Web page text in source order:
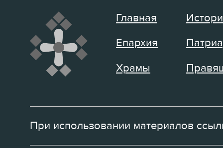
Главная
Епархия
Храмы
При использовании материалов